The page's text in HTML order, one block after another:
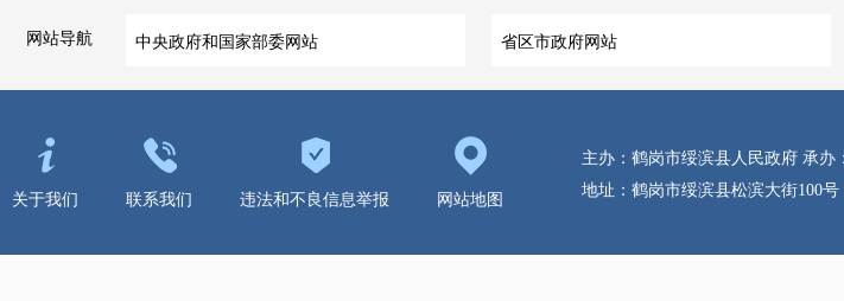
网站导航 中央政府和国家部委网站 省区市政府网站
关于我们 联系我们 违法和不良信息举报 网站地图
主办：鹤岗市绥滨县人民政府 承办
地址：鹤岗市绥滨县松滨大街100号